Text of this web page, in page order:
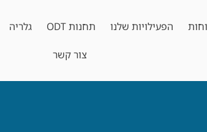
הפעילויות שלנו תחנות ODT גלריה
צור קשר